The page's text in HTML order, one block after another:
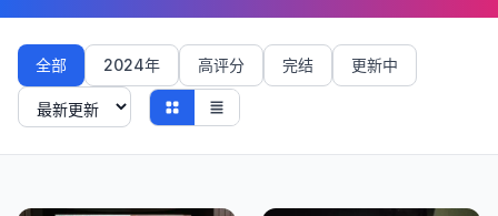
全部 2024年 高评分 完结 更新中